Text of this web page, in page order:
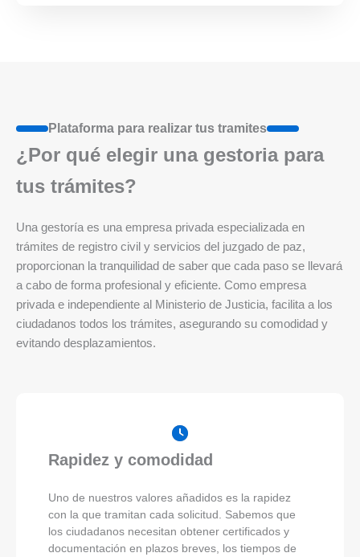
Plataforma para realizar tus tramites
¿Por qué elegir una gestoria para
tus trámites?
Una gestoría es una empresa privada especializada en
trámites de registro civil y servicios del juzgado de paz,
proporcionan la tranquilidad de saber que cada paso se llevará
a cabo de forma profesional y eficiente. Como empresa
privada e independiente al Ministerio de Justicia, facilita a los
ciudadanos todos los trámites, asegurando su comodidad y
evitando desplazamientos.
Rapidez y comodidad
Uno de nuestros valores añadidos es la rapidez
con la que tramitan cada solicitud. Sabemos que
los ciudadanos necesitan obtener certificados y
documentación en plazos breves, los tiempos de